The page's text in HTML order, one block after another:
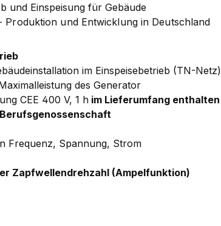
und Einspeisung für Gebäude
und Entwicklung in Deutschland
im Einspeisebetrieb (TN-Netz)
des Generator
CEE 400 V, 1 h im Lieferumfang enthalten
Frequenz, Spannung, Strom
Zapfwellendrehzahl (Ampelfunktion)